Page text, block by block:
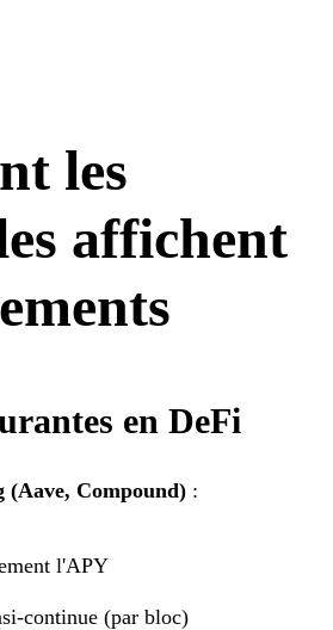
les
affichent
en DeFi
(Aave, Compound) :
l'APY
continue (par bloc)